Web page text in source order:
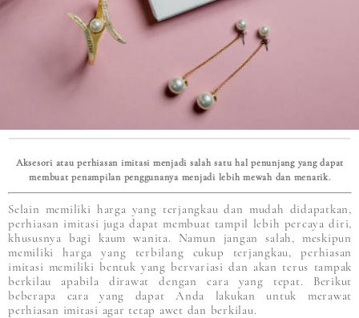
Aksesori atau perhiasan imitasi menjadi salah satu hal penunjang yang dapat
membuat penampilan penggunanya menjadi lebih mewah dan menarik.
Selain memiliki harga yang terjangkau dan mudah didapatkan,
perhiasan imitasi juga dapat membuat tampil lebih percaya diri,
khususnya bagi kaum wanita. Namun jangan salah, meskipun
memiliki harga yang terbilang cukup terjangkau, perhiasan
imitasi memiliki bentuk yang bervariasi dan akan terus tampak
berkilau apabila dirawat dengan cara yang tepat. Berikut
beberapa cara yang dapat Anda lakukan untuk merawat
perhiasan imitasi agar tetap awet dan berkilau.